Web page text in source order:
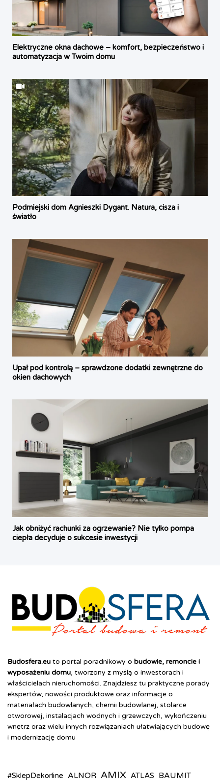
Elektryczne okna dachowe – komfort, bezpieczeństwo i
automatyzacja w Twoim domu
Podmiejski dom Agnieszki Dygant. Natura, cisza i
światło
Upał pod kontrolą – sprawdzone dodatki zewnętrzne do
okien dachowych
Jak obniżyć rachunki za ogrzewanie? Nie tylko pompa
ciepła decyduje o sukcesie inwestycji
Budosfera.eu to portal poradnikowy o budowie, remoncie i
wyposażeniu domu, tworzony z myślą o inwestorach i
właścicielach nieruchomości. Znajdziesz tu praktyczne porady
ekspertów, nowości produktowe oraz informacje o
materiałach budowlanych, chemii budowlanej, stolarce
otworowej, instalacjach wodnych i grzewczych, wykończeniu
wnętrz oraz wielu innych rozwiązaniach ułatwiających budowę
i modernizację domu
#SklepDekorline ALNOR AMIX ATLAS BAUMIT